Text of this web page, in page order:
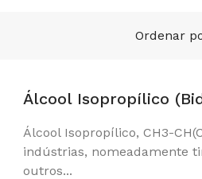
Ordenar
Álcool Isopropílico
Álcool Isopropílico, CH3-
indústrias, nomeadamente
outros...